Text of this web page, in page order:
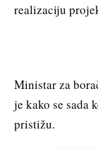
realizaciju
Ministar za
je kako se sada
pristižu.